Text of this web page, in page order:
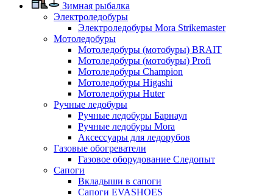
Зимная рыбалка
Электроледобуры
Электроледобуры Mora Strikemaster
Мотоледобуры
Мотоледобуры (мотобуры) BRAIT
Мотоледобуры (мотобуры) Profi
Мотоледобуры Champion
Мотоледобуры Higashi
Мотоледобуры Huter
Ручные ледобуры
Ручные ледобуры Барнаул
Ручные ледобуры Mora
Аксессуары для ледорубов
Газовые обогреватели
Газовое оборудование Следопыт
Сапоги
Вкладыши в сапоги
Сапоги EVASHOES